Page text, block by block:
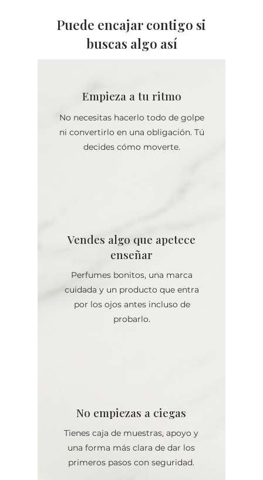
Puede encajar contigo si
buscas algo así
Empieza a tu ritmo
No necesitas hacerlo todo de golpe
ni convertirlo en una obligación. Tú
decides cómo moverte.
Vendes algo que apetece
enseñar
Perfumes bonitos, una marca
cuidada y un producto que entra
por los ojos antes incluso de
probarlo.
No empiezas a ciegas
Tienes caja de muestras, apoyo y
una forma más clara de dar los
primeros pasos con seguridad.